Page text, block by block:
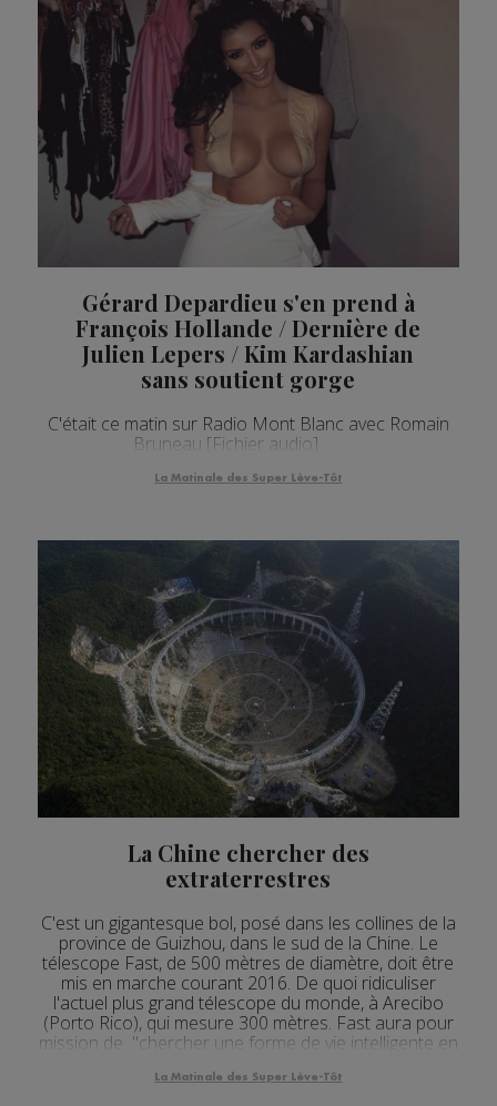
Gérard Depardieu s'en prend à
François Hollande / Dernière de
Julien Lepers / Kim Kardashian
sans soutient gorge
C'était ce matin sur Radio Mont Blanc avec Romain
Bruneau [Fichier audio]
La Matinale des Super Lève-Tôt
La Chine chercher des
extraterrestres
C'est un gigantesque bol, posé dans les collines de la
province de Guizhou, dans le sud de la Chine. Le
télescope Fast, de 500 mètres de diamètre, doit être
mis en marche courant 2016. De quoi ridiculiser
l'actuel plus grand télescope du monde, à Arecibo
(Porto Rico), qui mesure 300 mètres. Fast aura pour
mission de "chercher une forme de vie intelligente en
La Matinale des Super Lève-Tôt